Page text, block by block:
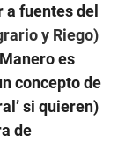
a fuentes del
y Riego)
es
concepto de
si quieren)
de